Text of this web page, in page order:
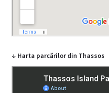
↓ Harta parcărilor din Thassos